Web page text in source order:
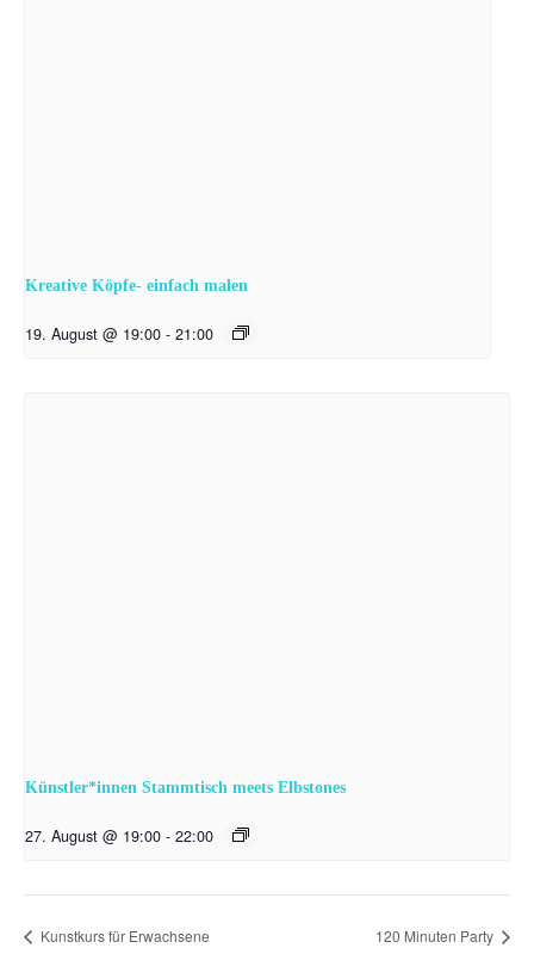
Kreative Köpfe- einfach malen
19. August @ 19:00 - 21:00
Künstler*innen Stammtisch meets Elbstones
27. August @ 19:00 - 22:00
Kunstkurs für Erwachsene 120 Minuten Party